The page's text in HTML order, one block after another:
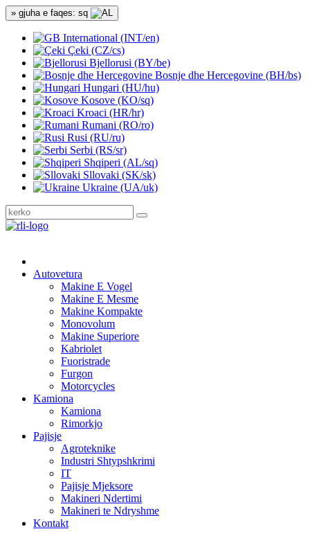
» gjuha e faqes: sq
International (INT/en)
Çeki (CZ/cs)
Bjellorusi (BY/be)
Bosnje dhe Hercegovine (BH/bs)
Hungari (HU/hu)
Kosove (KO/sq)
Kroaci (HR/hr)
Rumani (RO/ro)
Rusi (RU/ru)
Serbi (RS/sr)
Shqiperi (AL/sq)
Sllovaki (SK/sk)
Ukraine (UA/uk)
Autovetura
Makine E Vogel
Makine E Mesme
Makine Kompakte
Monovolum
Makine Superiore
Kabriolet
Fuoristrade
Furgon
Motorcycles
Kamiona
Kamiona
Rimorkjo
Pajisje
Agroteknike
Industri Shtypshkrimi
IT
Pajisje Mjeksore
Makineri Ndertimi
Makineri te Ndryshme
Kontakt